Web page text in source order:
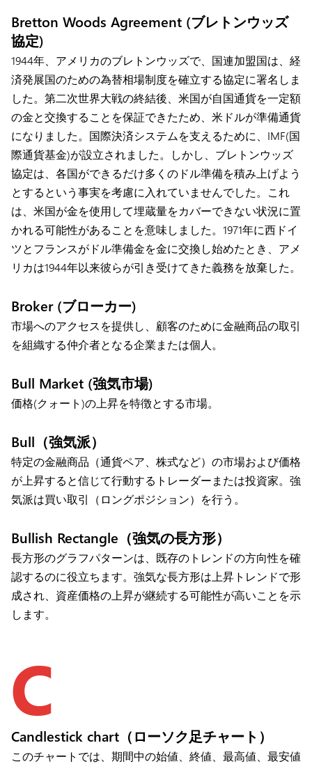
Bretton Woods Agreement (ブレトンウッズ
協定)
1944年、アメリカのブレトンウッズで、国連加盟国は、経
済発展国のための為替相場制度を確立する協定に署名しま
した。第二次世界大戦の終結後、米国が自国通貨を一定額
の金と交換することを保証できたため、米ドルが準備通貨
になりました。国際決済システムを支えるために、IMF(国
際通貨基金)が設立されました。しかし、ブレトンウッズ
協定は、各国ができるだけ多くのドル準備を積み上げよう
とするという事実を考慮に入れていませんでした。これ
は、米国が金を使用して埋蔵量をカバーできない状況に置
かれる可能性があることを意味しました。1971年に西ドイ
ツとフランスがドル準備金を金に交換し始めたとき、アメ
リカは1944年以来彼らが引き受けてきた義務を放棄した。
Broker (ブローカー)
市場へのアクセスを提供し、顧客のために金融商品の取引
を組織する仲介者となる企業または個人。
Bull Market (強気市場)
価格(クォート)の上昇を特徴とする市場。
Bull（強気派）
特定の金融商品（通貨ペア、株式など）の市場および価格
が上昇すると信じて行動するトレーダーまたは投資家。強
気派は買い取引（ロングポジション）を行う。
Bullish Rectangle（強気の長方形）
長方形のグラフパターンは、既存のトレンドの方向性を確
認するのに役立ちます。強気な長方形は上昇トレンドで形
成され、資産価格の上昇が継続する可能性が高いことを示
します。
C
Candlestick chart（ローソク足チャート）
このチャートでは、期間中の始値、終値、最高値、最安値